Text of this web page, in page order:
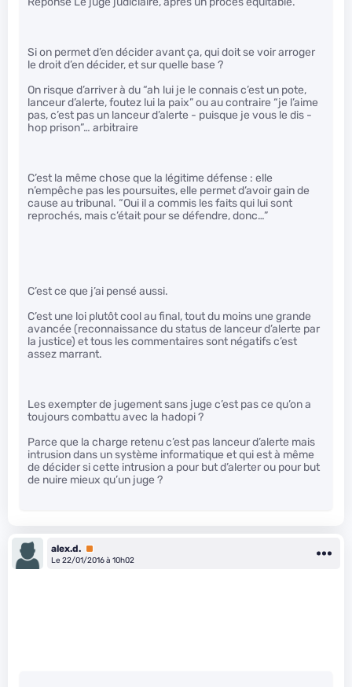
Si on permet d’en décider avant ça, qui doit se voir arroger
le droit d’en décider, et sur quelle base ?
On risque d’arriver à du “ah lui je le connais c’est un pote,
lanceur d’alerte, foutez lui la paix” ou au contraire “je l’aime
pas, c’est pas un lanceur d’alerte - puisque je vous le dis -
hop prison”… arbitraire
C’est la même chose que la légitime défense : elle
n’empêche pas les poursuites, elle permet d’avoir gain de
cause au tribunal. “Oui il a commis les faits qui lui sont
reprochés, mais c’était pour se défendre, donc…”
C’est ce que j’ai pensé aussi.
C’est une loi plutôt cool au final, tout du moins une grande
avancée (reconnaissance du status de lanceur d’alerte par
la justice) et tous les commentaires sont négatifs c’est
assez marrant.
Les exempter de jugement sans juge c’est pas ce qu’on a
toujours combattu avec la hadopi ?
Parce que la charge retenu c’est pas lanceur d’alerte mais
intrusion dans un système informatique et qui est à même
de décider si cette intrusion a pour but d’alerter ou pour but
de nuire mieux qu’un juge ?
alex.d. Premium
Le 22/01/2016 à 10h02